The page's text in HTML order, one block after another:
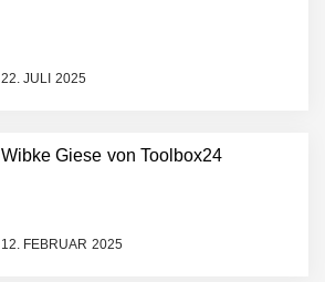
22. JULI 2025
Wibke Giese von Toolbox24
12. FEBRUAR 2025
Fabian Rauch von Crqlar
Crqlar: Wie ein
Manuel Messner von